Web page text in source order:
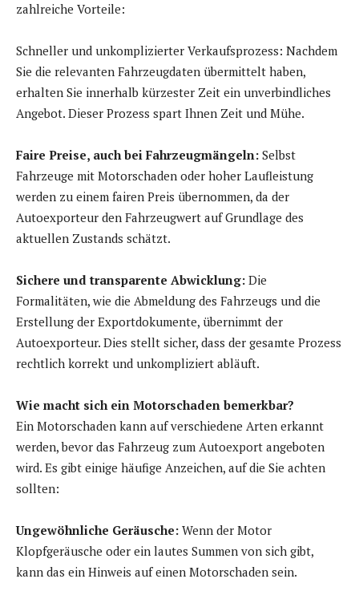
zahlreiche Vorteile:
Schneller und unkomplizierter Verkaufsprozess: Nachdem
Sie die relevanten Fahrzeugdaten übermittelt haben,
erhalten Sie innerhalb kürzester Zeit ein unverbindliches
Angebot. Dieser Prozess spart Ihnen Zeit und Mühe.
Faire Preise, auch bei Fahrzeugmängeln: Selbst
Fahrzeuge mit Motorschaden oder hoher Laufleistung
werden zu einem fairen Preis übernommen, da der
Autoexporteur den Fahrzeugwert auf Grundlage des
aktuellen Zustands schätzt.
Sichere und transparente Abwicklung: Die
Formalitäten, wie die Abmeldung des Fahrzeugs und die
Erstellung der Exportdokumente, übernimmt der
Autoexporteur. Dies stellt sicher, dass der gesamte Prozess
rechtlich korrekt und unkompliziert abläuft.
Wie macht sich ein Motorschaden bemerkbar?
Ein Motorschaden kann auf verschiedene Arten erkannt
werden, bevor das Fahrzeug zum Autoexport angeboten
wird. Es gibt einige häufige Anzeichen, auf die Sie achten
sollten:
Ungewöhnliche Geräusche: Wenn der Motor
Klopfgeräusche oder ein lautes Summen von sich gibt,
kann das ein Hinweis auf einen Motorschaden sein.